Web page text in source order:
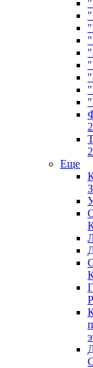
Еще